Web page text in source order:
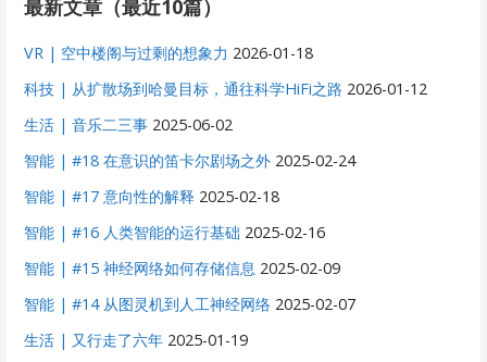
最新文章（最近10篇）
VR | 空中楼阁与过剩的想象力 2026-01-18
科技 | 从扩散场到哈曼目标，通往科学HiFi之路 2026-01-12
生活 | 音乐二三事 2025-06-02
智能 | #18 在意识的笛卡尔剧场之外 2025-02-24
智能 | #17 意向性的解释 2025-02-18
智能 | #16 人类智能的运行基础 2025-02-16
智能 | #15 神经网络如何存储信息 2025-02-09
智能 | #14 从图灵机到人工神经网络 2025-02-07
生活 | 又行走了六年 2025-01-19